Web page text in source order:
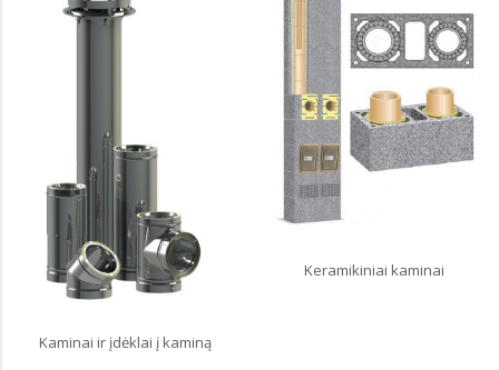
Kaminai ir įdėklai į kaminą
Keramikiniai kaminai